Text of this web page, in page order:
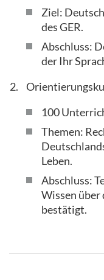
Ziel:
des GER.
Abschluss:
der Ihr
100
Themen:
Leben.
Abschluss:
Wissen über
bestätigt.